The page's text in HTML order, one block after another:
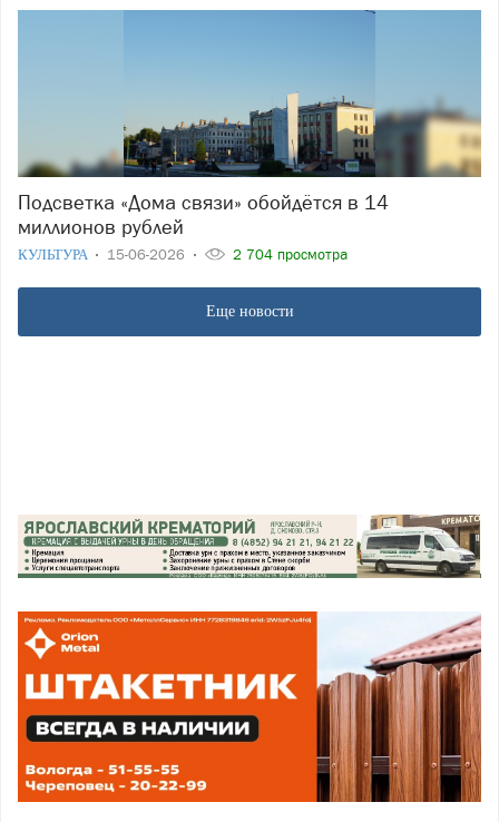
Подсветка «Дома связи» обойдётся в 14
миллионов рублей
КУЛЬТУРА 15-06-2026 2 704 просмотра
Еще новости